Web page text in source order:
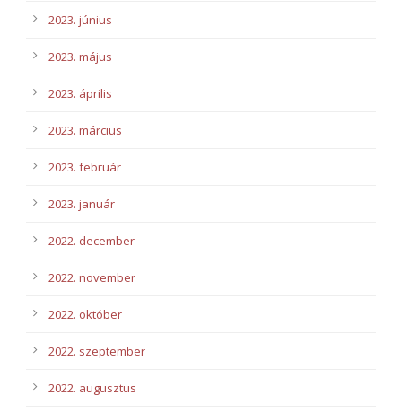
2023. június
2023. május
2023. április
2023. március
2023. február
2023. január
2022. december
2022. november
2022. október
2022. szeptember
2022. augusztus